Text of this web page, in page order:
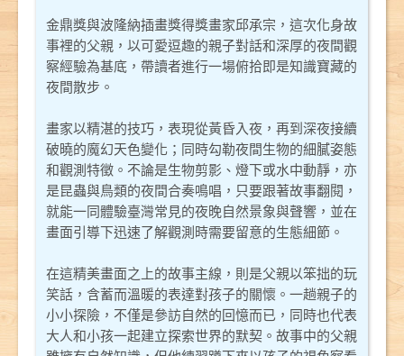
金鼎獎與波隆納插畫獎得獎畫家邱承宗，這次化身故
事裡的父親，以可愛逗趣的親子對話和深厚的夜間觀
察經驗為基底，帶讀者進行一場俯拾即是知識寶藏的
夜間散步。
畫家以精湛的技巧，表現從黃昏入夜，再到深夜接續
破曉的魔幻天色變化；同時勾勒夜間生物的細膩姿態
和觀測特徵。不論是生物剪影、燈下或水中動靜，亦
是昆蟲與鳥類的夜間合奏鳴唱，只要跟著故事翻閱，
就能一同體驗臺灣常見的夜晚自然景象與聲響，並在
畫面引導下迅速了解觀測時需要留意的生態細節。
在這精美畫面之上的故事主線，則是父親以笨拙的玩
笑話，含蓄而溫暖的表達對孩子的關懷。一趟親子的
小小探險，不僅是參訪自然的回憶而已，同時也代表
大人和小孩一起建立探索世界的默契。故事中的父親